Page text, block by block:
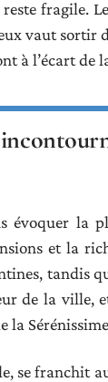
fragile.
vaut sortir
à l’écart de
évoquer la
et la
tandis
de la ville,
la
se franchit